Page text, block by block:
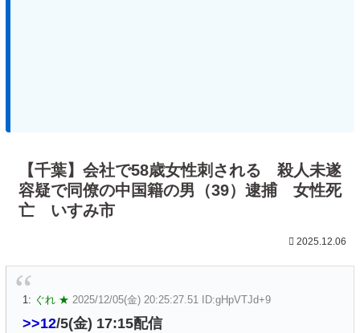
【千葉】会社で58歳女性刺される 殺人未遂
容疑で同僚の中国籍の男（39）逮捕 女性死
亡 いすみ市
2025.12.06
1: ぐれ ★ 2025/12/05(金) 20:25:27.51 ID:gHpVTJd+9
>>12/5(金) 17:15配信